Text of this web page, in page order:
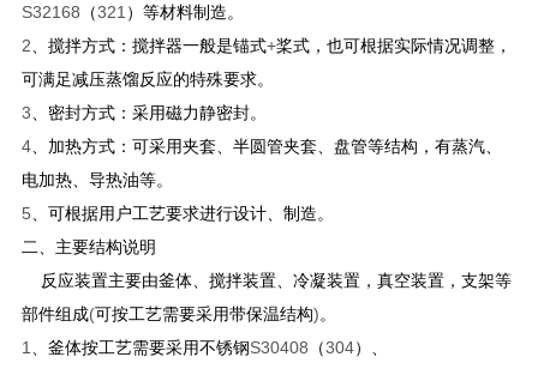
S32168 （321 ）等材料制造。
2 、搅拌方式：搅拌器一般是锚式+桨式，也可根据实际情况调整，
可满足减压蒸馏反应的特殊要求。
3 、密封方式：采用磁力静密封。
4、加热方式：可采用夹套、半圆管夹套、盘管等结构，有蒸汽、
电加热、导热油等。
5 、可根据用户工艺要求进行设计、制造。
二、主要结构说明
反应装置主要由釜体、搅拌装置、冷凝装置，真空装置，支架等
部件组成(可按工艺需要采用带保温结构)。
1
、釜体按工艺需要采用不锈钢S30408 （304）、